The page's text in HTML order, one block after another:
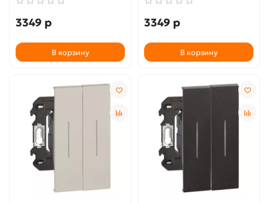
3349 р
В корзину
3349 р
В корзину